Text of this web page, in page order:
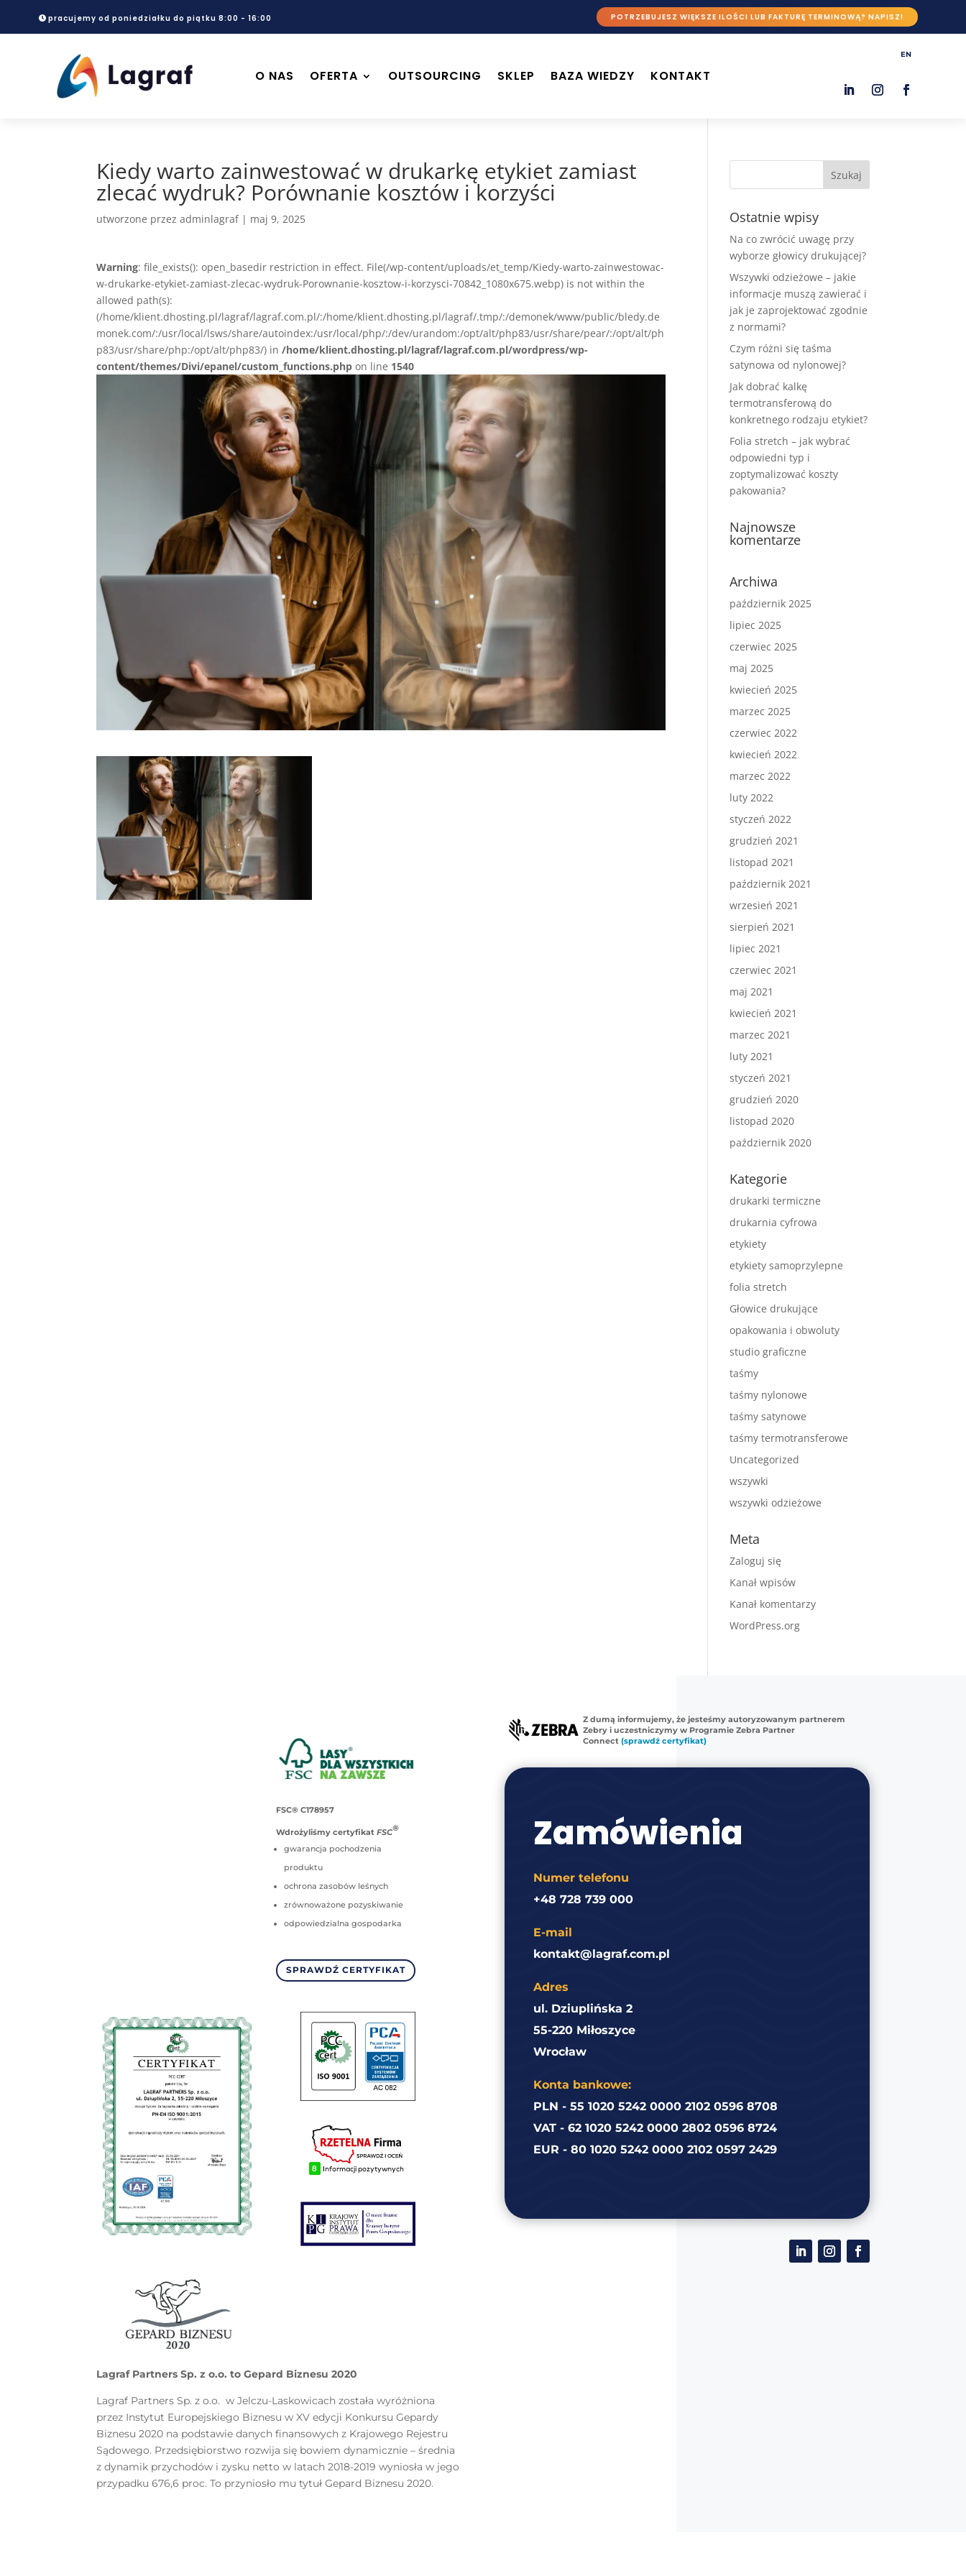
pracujemy od poniedziałku do piątku 8:00 - 16:00 POTRZEBUJESZ WIĘKSZE ILOŚCI LUB FAKTURĘ TERMINOWĄ? NAPISZ!
O NAS OFERTA OUTSOURCING SKLEP BAZA WIEDZY KONTAKT
EN
Kiedy warto zainwestować w drukarkę etykiet zamiast
zlecać wydruk? Porównanie kosztów i korzyści
utworzone przezadminlagraf| maj 9, 2025
Warning: file_exists(): open_basedir restriction in effect. File(/wp-content/uploads/et_temp/Kiedy-warto-zainwestowac-
w-drukarke-etykiet-zamiast-zlecac-wydruk-Porownanie-kosztow-i-korzysci-70842_1080x675.webp) is not within the
allowed path(s):
(/home/klient.dhosting.pl/lagraf/lagraf.com.pl/:/home/klient.dhosting.pl/lagraf/.tmp/:/demonek/www/public/bledy.de
monek.com/:/usr/local/lsws/share/autoindex:/usr/local/php/:/dev/urandom:/opt/alt/php83/usr/share/pear/:/opt/alt/ph
p83/usr/share/php:/opt/alt/php83/) in/home/klient.dhosting.pl/lagraf/lagraf.com.pl/wordpress/wp-
content/themes/Divi/epanel/custom_functions.php on line 1540
Ostatnie wpisy
Na co zwrócić uwagę przy
wyborze głowicy drukującej?
Wszywki odzieżowe – jakie
informacje muszą zawierać i
jak je zaprojektować zgodnie
z normami?
Czym różni się taśma
satynowa od nylonowej?
Jak dobrać kalkę
termotransferową do
konkretnego rodzaju etykiet?
Folia stretch – jak wybrać
odpowiedni typ i
zoptymalizować koszty
pakowania?
Najnowsze
komentarze
Archiwa
październik 2025
lipiec 2025
czerwiec 2025
maj 2025
kwiecień 2025
marzec 2025
czerwiec 2022
kwiecień 2022
marzec 2022
luty 2022
styczeń 2022
grudzień 2021
listopad 2021
październik 2021
wrzesień 2021
sierpień 2021
lipiec 2021
czerwiec 2021
maj 2021
kwiecień 2021
marzec 2021
luty 2021
styczeń 2021
grudzień 2020
listopad 2020
październik 2020
Kategorie
drukarki termiczne
drukarnia cyfrowa
etykiety
etykiety samoprzylepne
folia stretch
Głowice drukujące
opakowania i obwoluty
studio graficzne
taśmy
taśmy nylonowe
taśmy satynowe
taśmy termotransferowe
Uncategorized
wszywki
wszywki odzieżowe
Meta
Zaloguj się
Kanał wpisów
Kanał komentarzy
WordPress.org
FSC® C178957
Wdrożyliśmy certyfikat FSC®
gwarancja pochodzenia
produktu
ochrona zasobów leśnych
zrównoważone pozyskiwanie
odpowiedzialna gospodarka
SPRAWDŹ CERTYFIKAT
Lagraf Partners Sp. z o.o. to Gepard Biznesu 2020
Lagraf Partners Sp. z o.o. w Jelczu-Laskowicach została wyróżniona
przez Instytut Europejskiego Biznesu w XV edycji Konkursu Gepardy
Biznesu 2020 na podstawie danych finansowych z Krajowego Rejestru
Sądowego. Przedsiębiorstwo rozwija się bowiem dynamicznie – średnia
z dynamik przychodów i zysku netto w latach 2018-2019 wyniosła w jego
przypadku 676,6 proc. To przyniosło mu tytuł Gepard Biznesu 2020.
Z dumą informujemy, że jesteśmy autoryzowanym partnerem
Zebry i uczestniczymy w Programie Zebra Partner
Connect (sprawdź certyfikat)
Zamówienia
Numer telefonu
+48 728 739 000
E-mail
kontakt@lagraf.com.pl
Adres
ul. Dziuplińska 2
55-220 Miłoszyce
Wrocław
Konta bankowe:
PLN - 55 1020 5242 0000 2102 0596 8708
VAT - 62 1020 5242 0000 2802 0596 8724
EUR - 80 1020 5242 0000 2102 0597 2429